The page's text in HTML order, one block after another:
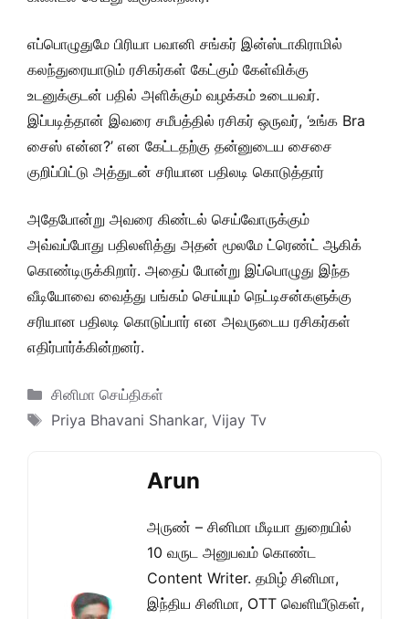
எப்பொழுதுமே பிரியா பவானி சங்கர் இன்ஸ்டாகிராமில்
கலந்துரையாடும் ரசிகர்கள் கேட்கும் கேள்விக்கு
உடனுக்குடன் பதில் அளிக்கும் வழக்கம் உடையவர்.
இப்படித்தான் இவரை சமீபத்தில் ரசிகர் ஒருவர், ‘உங்க Bra
சைஸ் என்ன?’ என கேட்டதற்கு தன்னுடைய சைசை
குறிப்பிட்டு அத்துடன் சரியான பதிலடி கொடுத்தார்
அதேபோன்று அவரை கிண்டல் செய்வோருக்கும்
அவ்வப்போது பதிலளித்து அதன் மூலமே ட்ரெண்ட் ஆகிக்
கொண்டிருக்கிறார். அதைப் போன்று இப்பொழுது இந்த
வீடியோவை வைத்து பங்கம் செய்யும் நெட்டிசன்களுக்கு
சரியான பதிலடி கொடுப்பார் என அவருடைய ரசிகர்கள்
எதிர்பார்க்கின்றனர்.
Categories
சினிமா செய்திகள்
Tags
Priya Bhavani Shankar, Vijay Tv
Arun
அருண் – சினிமா மீடியா துறையில்
10 வருட அனுபவம் கொண்ட
Content Writer. தமிழ் சினிமா,
இந்திய சினிமா, OTT வெளியீடுகள்,